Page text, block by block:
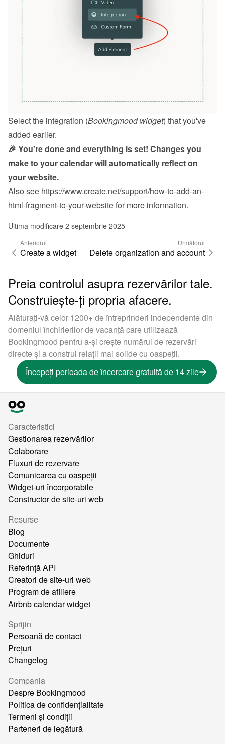
Select the integration (Bookingmood widget) that you've
added earlier.
🎉 You're done and everything is set! Changes you
make to your calendar will automatically reflect on
your website.
Also see https://www.create.net/support/how-to-add-an-
html-fragment-to-your-website for more information.
Ultima modificare 2 septembrie 2025
Anteriorul
Create a widget
Următorul
Delete organization and account
Preia controlul asupra rezervărilor tale.
Construiește-ți propria afacere.
Alăturați-vă celor 1200+ de întreprinderi independente din
domeniul închirierilor de vacanță care utilizează
Bookingmood pentru a-și crește numărul de rezervări
directe și a construi relații mai solide cu oaspeții.
Începeți perioada de încercare gratuită de 14 zile
Caracteristici
Gestionarea rezervărilor
Colaborare
Fluxuri de rezervare
Comunicarea cu oaspeții
Widget-uri încorporabile
Constructor de site-uri web
Resurse
Blog
Documente
Ghiduri
Referință API
Creatori de site-uri web
Program de afiliere
Airbnb calendar widget
Sprijin
Persoană de contact
Prețuri
Changelog
Compania
Despre Bookingmood
Politica de confidențialitate
Termeni și condiții
Parteneri de legătură